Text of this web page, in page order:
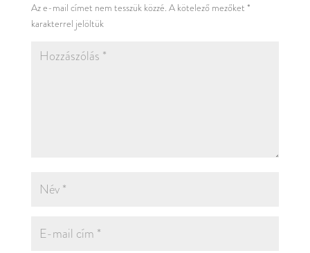
Az e-mail címet nem tesszük közzé. A kötelező mezőket *
karakterrel jelöltük